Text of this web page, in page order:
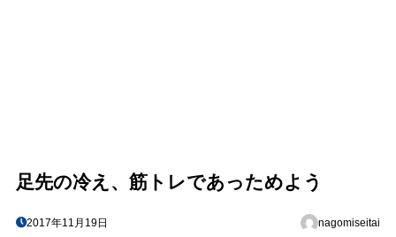
足先の冷え、筋トレであっためよう
2017年11月19日 nagomiseitai